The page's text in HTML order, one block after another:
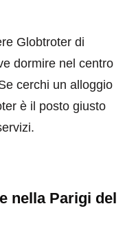
Globtroter di
dormire nel centro
cerchi un alloggio
è il posto giusto
nella Parigi del